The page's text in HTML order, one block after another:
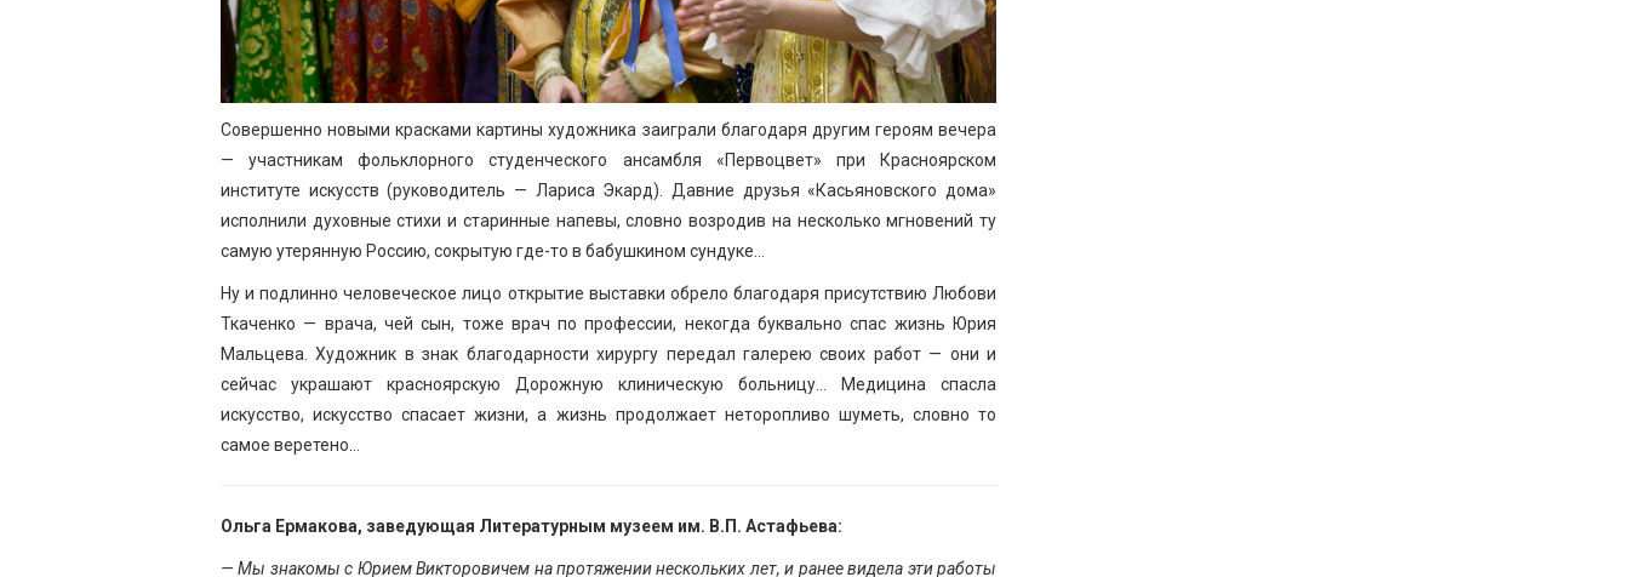
Совершенно новыми красками картины художника заиграли благодаря другим героям вечера
— участникам фольклорного студенческого ансамбля «Первоцвет» при Красноярском
институте искусств (руководитель — Лариса Экард). Давние друзья «Касьяновского дома»
исполнили духовные стихи и старинные напевы, словно возродив на несколько мгновений ту
самую утерянную Россию, сокрытую где-то в бабушкином сундуке…
Ну и подлинно человеческое лицо открытие выставки обрело благодаря присутствию Любови
Ткаченко — врача, чей сын, тоже врач по профессии, некогда буквально спас жизнь Юрия
Мальцева. Художник в знак благодарности хирургу передал галерею своих работ — они и
сейчас украшают красноярскую Дорожную клиническую больницу… Медицина спасла
искусство, искусство спасает жизни, а жизнь продолжает неторопливо шуметь, словно то
самое веретено…
Ольга Ермакова, заведующая Литературным музеем им. В.П. Астафьева:
— Мы знакомы с Юрием Викторовичем на протяжении нескольких лет, и ранее видела эти работы